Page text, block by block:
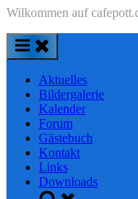
Wilkommen auf
Aktuelles
Bildergalerie
Kalender
Forum
Gästebuch
Kontakt
Links
Downloads
Toggle